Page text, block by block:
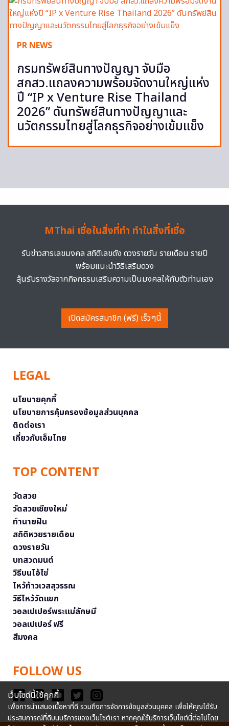
PR NEWS
กรมทรัพย์สินทางปัญญา จับมือ
สกสว.แถลงความพร้อมจัดงานใหญ่แห่ง
ปี “IP x Venture Rise Thailand
2026” ดันทรัพย์สินทางปัญญาและ
นวัตกรรมไทยสู่โลกธุรกิจอย่างเข้มแข็ง
MThai เชื่อในสิ่งที่ทำ ทำในสิ่งที่เชื่อ
รับข่าวสารเลขมงคล สถิติเลขดัง ดวงรายวัน รายเดือน รายปี
พร้อมแนะนำวิธีเสริมดวง
ลุ้นรับรางวัลจากกิจกรรมเสริมความเป็นมงคลให้กับตัวท่านเอง
เปิดสมัครสมาชิก (ฟรี) เร็วๆนี้
LEGAL
นโยบายคุกกี้
นโยบายการคุ้มครองข้อมูลส่วนบุคคล
ติดต่อเรา
เกี่ยวกับเอ็มไทย
TOP CONTENT
วัดสวย
วัดสวยเชียงใหม่
ทำนายฝัน
สถิติหวยรายเดือน
ดวงรายวัน
บทสวดมนต์
วิธีบนไอ้ไข่
ไหว้ท้าวเวสสุวรรณ
วิธีไหว้วัดแขก
วอลเปเปอร์พระแม่ลักษมี
วอลเปเปอร์ ฟรี
สีมงคล
FOLLOW US
เว็บไซต์นี้ใช้คุกกี้
เพื่อการนำเสนอเนื้อหาที่ดี รวมถึงการจัดการข้อมูลส่วนบุคคล เพื่อให้คุณได้รับ
ประสบการณ์ที่ดีบนบริการของเว็บไซต์เรา หากคุณใช้บริการเว็บไซต์นี้ต่อไปโดย